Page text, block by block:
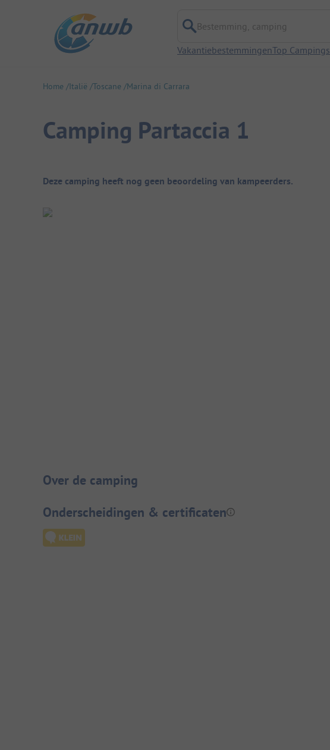
Bestemming, camping
VakantiebestemmingenTop Campings
Home Italië Toscane Marina di Carrara
Camping Partaccia 1
Camping overzicht
Deze camping heeft nog geen beoordeling van kampeerders.
Camping introductie
Over de camping
Onderscheidingen & certificaten